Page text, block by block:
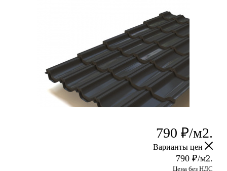
790 ₽/м2.
Варианты цен
790 ₽/м2.
Цена без НДС